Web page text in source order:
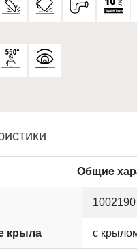
Общие
1002190
крыла с